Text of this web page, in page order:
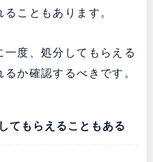
こともあります。
度、処分してもらえる
か確認するべきです。
てもらえることもある